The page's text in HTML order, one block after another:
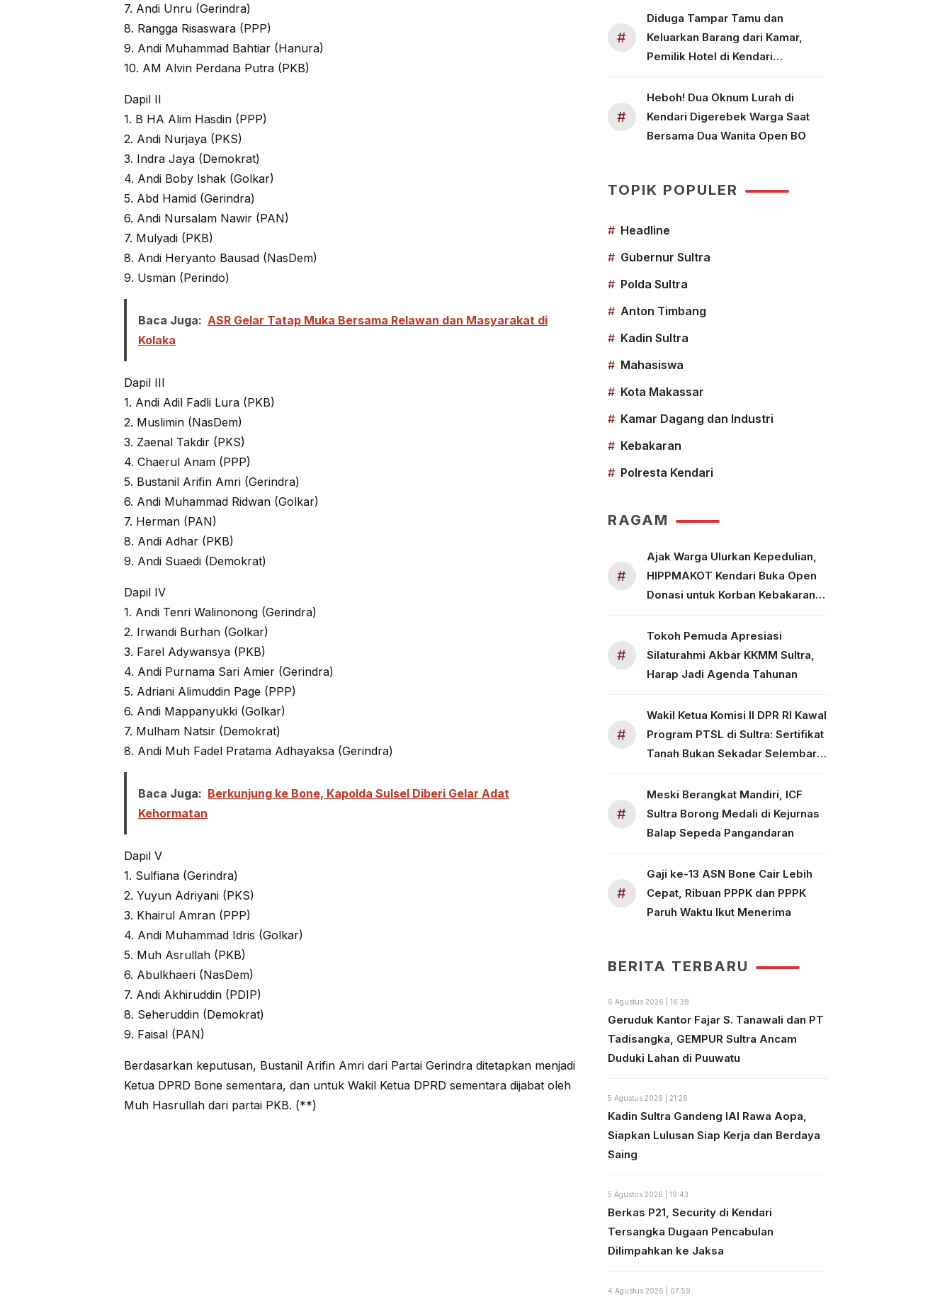
7. Andi Unru (Gerindra)
8. Rangga Risaswara (PPP)
9. Andi Muhammad Bahtiar (Hanura)
10. AM Alvin Perdana Putra (PKB)
Dapil II
1. B HA Alim Hasdin (PPP)
2. Andi Nurjaya (PKS)
3. Indra Jaya (Demokrat)
4. Andi Boby Ishak (Golkar)
5. Abd Hamid (Gerindra)
6. Andi Nursalam Nawir (PAN)
7. Mulyadi (PKB)
8. Andi Heryanto Bausad (NasDem)
9. Usman (Perindo)
Baca Juga: ASR Gelar Tatap Muka Bersama Relawan dan Masyarakat di
Kolaka
Dapil III
1. Andi Adil Fadli Lura (PKB)
2. Muslimin (NasDem)
3. Zaenal Takdir (PKS)
4. Chaerul Anam (PPP)
5. Bustanil Arifin Amri (Gerindra)
6. Andi Muhammad Ridwan (Golkar)
7. Herman (PAN)
8. Andi Adhar (PKB)
9. Andi Suaedi (Demokrat)
Dapil IV
1. Andi Tenri Walinonong (Gerindra)
2. Irwandi Burhan (Golkar)
3. Farel Adywansya (PKB)
4. Andi Purnama Sari Amier (Gerindra)
5. Adriani Alimuddin Page (PPP)
6. Andi Mappanyukki (Golkar)
7. Mulham Natsir (Demokrat)
8. Andi Muh Fadel Pratama Adhayaksa (Gerindra)
Baca Juga: Berkunjung ke Bone, Kapolda Sulsel Diberi Gelar Adat
Kehormatan
Dapil V
1. Sulfiana (Gerindra)
2. Yuyun Adriyani (PKS)
3. Khairul Amran (PPP)
4. Andi Muhammad Idris (Golkar)
5. Muh Asrullah (PKB)
6. Abulkhaeri (NasDem)
7. Andi Akhiruddin (PDIP)
8. Seheruddin (Demokrat)
9. Faisal (PAN)
Berdasarkan keputusan, Bustanil Arifin Amri dari Partai Gerindra ditetapkan menjadi
Ketua DPRD Bone sementara, dan untuk Wakil Ketua DPRD sementara dijabat oleh
Muh Hasrullah dari partai PKB. (**)
#
Diduga Tampar Tamu dan
Keluarkan Barang dari Kamar,
Pemilik Hotel di Kendari
#
Heboh! Dua Oknum Lurah di
Kendari Digerebek Warga Saat
Bersama Dua Wanita Open BO
TOPIK POPULER
# Headline
# Gubernur Sultra
# Polda Sultra
# Anton Timbang
# Kadin Sultra
# Mahasiswa
# Kota Makassar
# Kamar Dagang dan Industri
# Kebakaran
# Polresta Kendari
RAGAM
#
Ajak Warga Ulurkan Kepedulian,
HIPPMAKOT Kendari Buka Open
Donasi untuk Korban Kebakaran
#
Tokoh Pemuda Apresiasi
Silaturahmi Akbar KKMM Sultra,
Harap Jadi Agenda Tahunan
#
Wakil Ketua Komisi II DPR RI Kawal
Program PTSL di Sultra: Sertifikat
Tanah Bukan Sekadar Selembar
#
Meski Berangkat Mandiri, ICF
Sultra Borong Medali di Kejurnas
Balap Sepeda Pangandaran
#
Gaji ke-13 ASN Bone Cair Lebih
Cepat, Ribuan PPPK dan PPPK
Paruh Waktu Ikut Menerima
BERITA TERBARU
6 Agustus 2026 | 16:38
Geruduk Kantor Fajar S. Tanawali dan PT
Tadisangka, GEMPUR Sultra Ancam
Duduki Lahan di Puuwatu
5 Agustus 2026 | 21:26
Kadin Sultra Gandeng IAI Rawa Aopa,
Siapkan Lulusan Siap Kerja dan Berdaya
Saing
5 Agustus 2026 | 19:43
Berkas P21, Security di Kendari
Tersangka Dugaan Pencabulan
Dilimpahkan ke Jaksa
4 Agustus 2026 | 07:59